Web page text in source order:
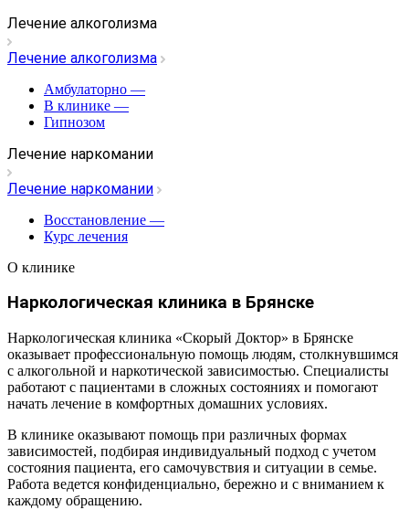
Лечение алкоголизма
Лечение алкоголизма
Амбулаторно —
В клинике —
Гипнозом
Лечение наркомании
Лечение наркомании
Восстановление —
Курс лечения
О клинике
Наркологическая клиника в Брянске
Наркологическая клиника «Скорый Доктор» в Брянске
оказывает профессиональную помощь людям, столкнувшимся
с алкогольной и наркотической зависимостью. Специалисты
работают с пациентами в сложных состояниях и помогают
начать лечение в комфортных домашних условиях.
В клинике оказывают помощь при различных формах
зависимостей, подбирая индивидуальный подход с учетом
состояния пациента, его самочувствия и ситуации в семье.
Работа ведется конфиденциально, бережно и с вниманием к
каждому обращению.